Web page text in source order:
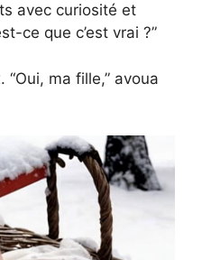
avec curiosité et
ce que c’est vrai ?”
ma fille,” avoua